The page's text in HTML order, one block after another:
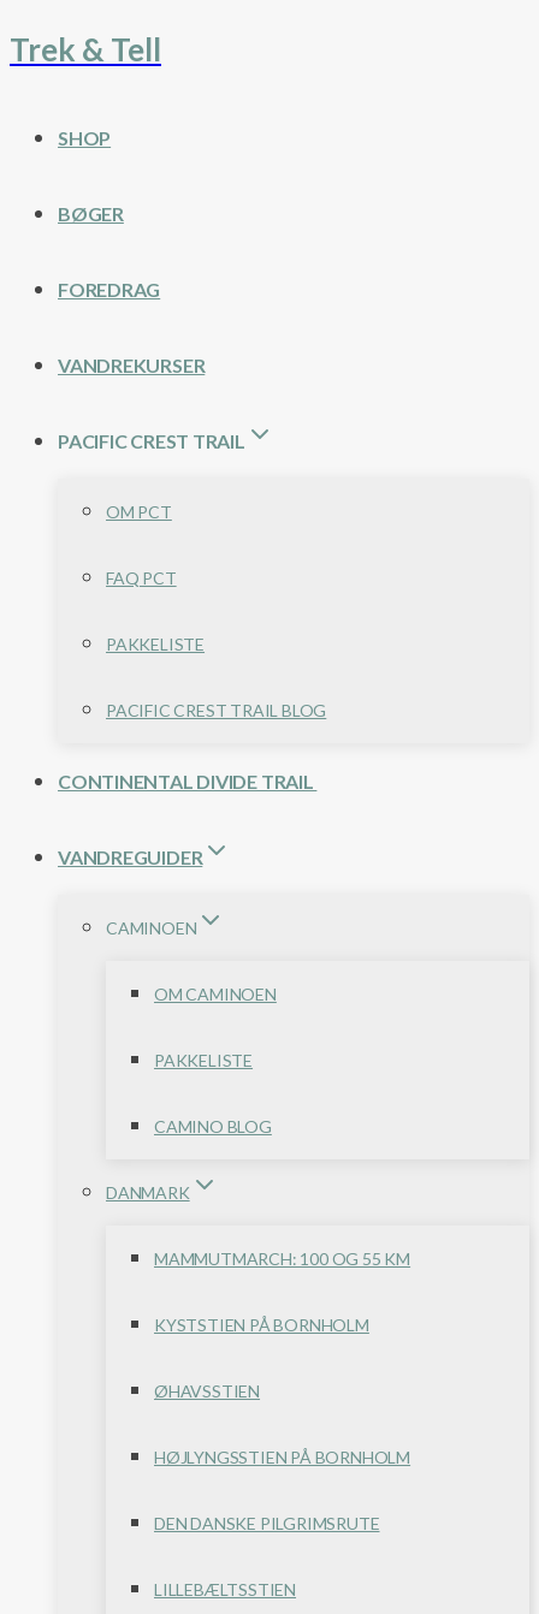
Fortsæt
Trek & Tell
SHOP
BØGER
FOREDRAG
VANDREKURSER
PACIFIC CREST TRAIL
OM PCT
FAQ PCT
PAKKELISTE
PACIFIC CREST TRAIL BLOG
CONTINENTAL DIVIDE TRAIL
VANDREGUIDER
CAMINOEN
OM CAMINOEN
PAKKELISTE
CAMINO BLOG
DANMARK
MAMMUTMARCH: 100 OG 55 KM
KYSTSTIEN PÅ BORNHOLM
ØHAVSSTIEN
HØJLYNGSSTIEN PÅ BORNHOLM
DEN DANSKE PILGRIMSRUTE
LILLEBÆLTSSTIEN